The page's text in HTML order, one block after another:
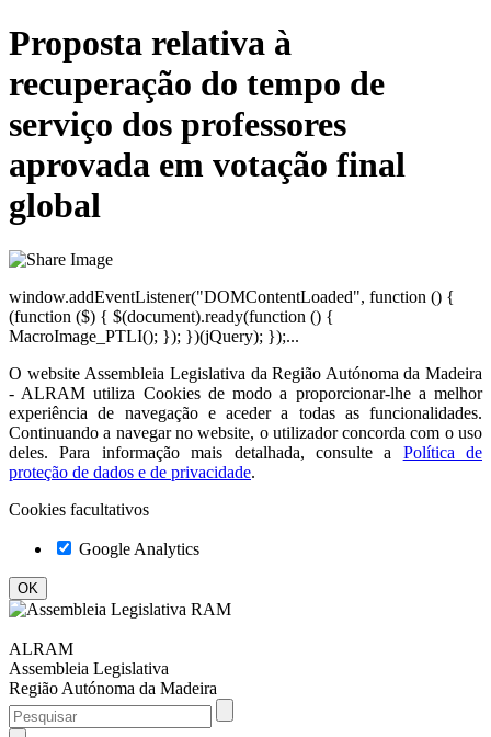
Proposta relativa à
recuperação do tempo de
serviço dos professores
aprovada em votação final
global
window.addEventListener("DOMContentLoaded", function () {
(function ($) { $(document).ready(function () {
MacroImage_PTLI(); }); })(jQuery); });...
O website Assembleia Legislativa da Região Autónoma da Madeira
- ALRAM utiliza Cookies de modo a proporcionar-lhe a melhor
experiência de navegação e aceder a todas as funcionalidades.
Continuando a navegar no website, o utilizador concorda com o uso
deles. Para informação mais detalhada, consulte a
Política de
proteção de dados e de privacidade.
Cookies facultativos
Google Analytics
ALRAM
Assembleia Legislativa
Região Autónoma da Madeira